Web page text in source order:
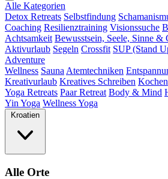
Alle Kategorien
Detox Retreats Selbstfindung
Coaching Resilienztraining Visionssuche
Achtsamkeit Bewusstsein, Seele, Sinne &
Aktivurlaub Segeln Crossfit SUP (Stand
Adventure
Wellness Sauna Atemtechniken
Kreativurlaub Kreatives Schreiben Kochen
Yoga Retreats Paar Retreat Body & Mind
Yin Yoga Wellness Yoga
Kroatien
Alle Orte